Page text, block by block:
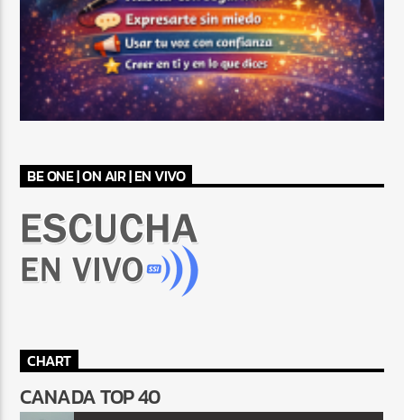
BE ONE | ON AIR | EN VIVO
CHART
CANADA TOP 40